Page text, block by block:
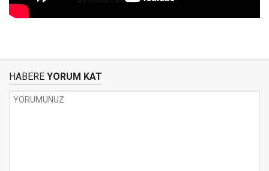
HABERE YORUM KAT